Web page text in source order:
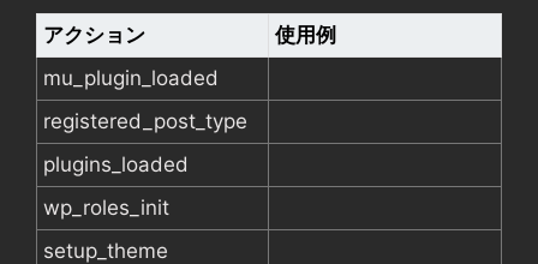
アクション
使用例
mu_plugin_loaded
registered_post_type
plugins_loaded
wp_roles_init
setup_theme